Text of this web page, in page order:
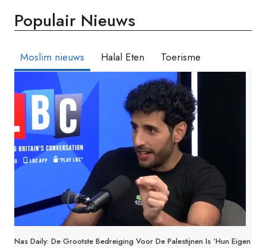
Populair Nieuws
Moslim nieuws Halal Eten Toerisme
Nas Daily: De Grootste Bedreiging Voor De Palestijnen Is ‘hun Eigen